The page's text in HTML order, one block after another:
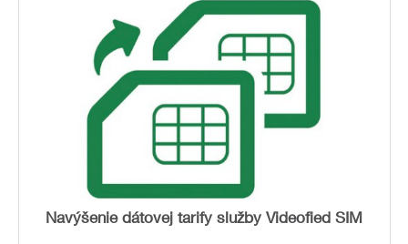
Navýšenie dátovej tarify služby Videofied SIM